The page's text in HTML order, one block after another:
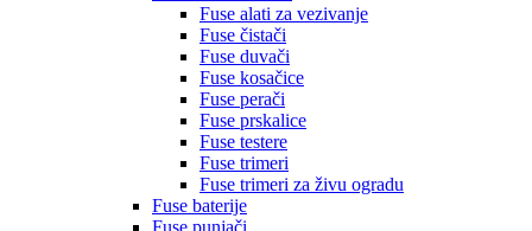
Fuse alati za vezivanje
Fuse čistači
Fuse duvači
Fuse kosačice
Fuse perači
Fuse prskalice
Fuse testere
Fuse trimeri
Fuse trimeri za živu ogradu
Fuse baterije
Fuse punjači